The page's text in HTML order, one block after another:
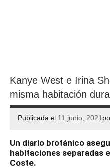
Kanye West e Irina
misma habitación
Publicada el 11 junio, 2021
Un diario brotánico
habitaciones separadas
Coste.